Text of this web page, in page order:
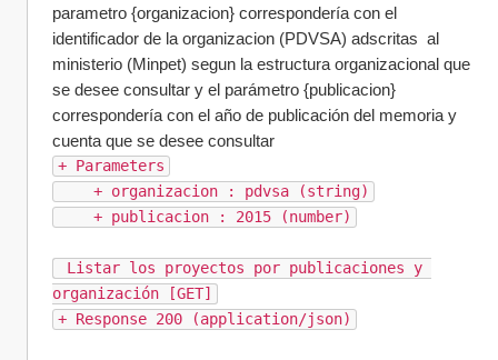
parametro {organizacion} correspondería con el
identificador de la organizacion (PDVSA) adscritas  al
ministerio (Minpet) segun la estructura organizacional que
se desee consultar y el parámetro {publicacion}
correspondería con el año de publicación del memoria y
cuenta que se desee consultar
+ Parameters
    + organizacion : pdvsa (string)
    + publicacion : 2015 (number)
Listar los proyectos por publicaciones y
organización [GET]
+ Response 200 (application/json)